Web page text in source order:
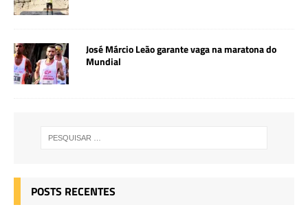
José Márcio Leão garante vaga na maratona do
Mundial
POSTS RECENTES